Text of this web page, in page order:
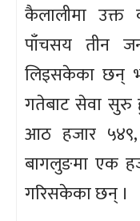
कैलालीमा उक्त
पाँचसय तीन
लिइसकेका छन्
गतेबाट सेवा
आठ हजार
बागलुङमा एक
गरिसकेका छन् ।